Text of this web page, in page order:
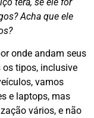
Acha que ele
onde andam seus
os tipos, inclusive
vamos
e laptops, mas
vários, e não